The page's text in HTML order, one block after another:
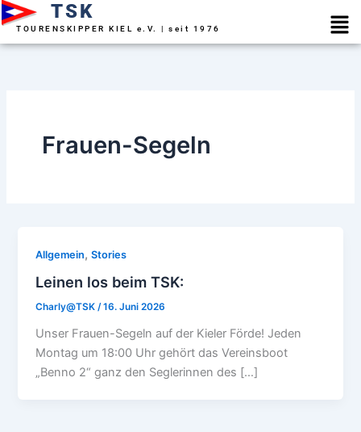
Zum
Inhalt
springen
TSK
TOURENSKIPPER KIEL e.V. | seit 1976
Frauen-Segeln
Allgemein,Stories
Leinen los beim TSK:
Charly@TSK/16. Juni 2026
Unser Frauen-Segeln auf der Kieler Förde! Jeden
Montag um 18:00 Uhr gehört das Vereinsboot
„Benno 2“ ganz den Seglerinnen des […]